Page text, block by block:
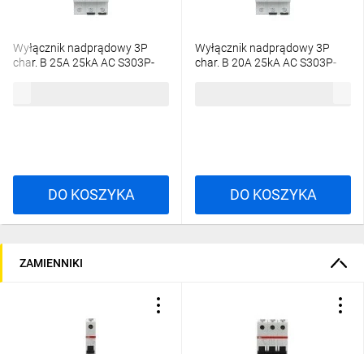
Wyłącznik nadprądowy 3P
char. B 25A 25kA AC S303P-
DO KOSZYKA
Wyłącznik nadprądowy 3P
char. B 20A 25kA AC S303P-
DO KOSZYKA
ZAMIENNIKI